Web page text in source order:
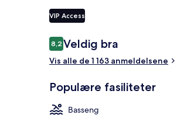
VIP Access
Anmeldelser
8,28,2 av 10 –
Veldig bra
Vis alle de 1 163 anmeldelsene
Populære fasiliteter
Basseng